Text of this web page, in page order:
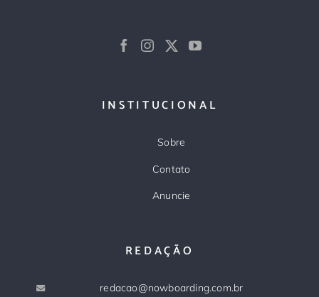
INSTITUCIONAL
Sobre
Contato
Anuncie
REDAÇÃO
redacao@nowboarding.com.br